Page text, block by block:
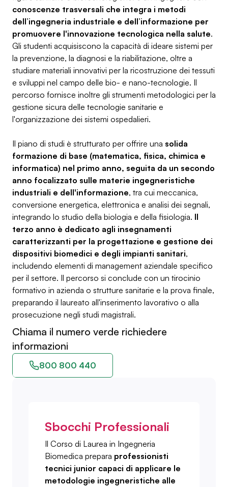
conoscenze trasversali che integra i metodi
dell’ingegneria industriale e dell’informazione per
promuovere l'innovazione tecnologica nella salute.
Gli studenti acquisiscono la capacità di ideare sistemi per
la prevenzione, la diagnosi e la riabilitazione, oltre a
studiare materiali innovativi per la ricostruzione dei tessuti
e sviluppi nel campo delle bio- e nano-tecnologie. Il
percorso fornisce inoltre gli strumenti metodologici per la
gestione sicura delle tecnologie sanitarie e
l'organizzazione dei sistemi ospedalieri.
Il piano di studi è strutturato per offrire una solida
formazione di base (matematica, fisica, chimica e
informatica) nel primo anno, seguita da un secondo
anno focalizzato sulle materie ingegneristiche
industriali e dell'informazione, tra cui meccanica,
conversione energetica, elettronica e analisi dei segnali,
integrando lo studio della biologia e della fisiologia. Il
terzo anno è dedicato agli insegnamenti
caratterizzanti per la progettazione e gestione dei
dispositivi biomedici e degli impianti sanitari,
includendo elementi di management aziendale specifico
per il settore. Il percorso si conclude con un tirocinio
formativo in azienda o strutture sanitarie e la prova finale,
preparando il laureato all'inserimento lavorativo o alla
prosecuzione negli studi magistrali.
Chiama il numero verde richiedere
informazioni
800 800 440
Sbocchi Professionali
Il Corso di Laurea in Ingegneria
Biomedica prepara professionisti
tecnici junior capaci di applicare le
metodologie ingegneristiche alle